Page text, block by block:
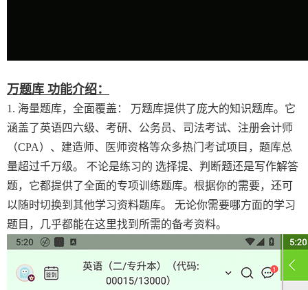
万题库 功能介绍：
1. 海量题库，全面覆盖： 万题库提供了庞大的知识题库。它
涵盖了英语四六级、考研、公务员、司法考试、注册会计师
（CPA）、建造师、医师资格等众多热门考试项目，题库总
量超过千万级。 不论是练习的 选择提、判断题还是写作解答
题，它都提供了全面的专项训练题库。根据你的需要，还可
以随时切换到其他学习资料题库。 无论你需要哪方面的学习
题目，几乎都能在这里找到所需的备考资料。